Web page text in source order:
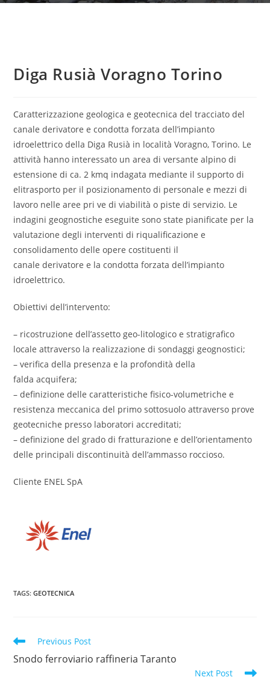
Diga Rusià Voragno Torino
Caratterizzazione geologica e geotecnica del tracciato del
canale derivatore e condotta forzata dell’impianto
idroelettrico della Diga Rusià in località Voragno, Torino. Le
attività hanno interessato un area di versante alpino di
estensione di ca. 2 kmq indagata mediante il supporto di
elitrasporto per il posizionamento di personale e mezzi di
lavoro nelle aree pri ve di viabilità o piste di servizio. Le
indagini geognostiche eseguite sono state pianificate per la
valutazione degli interventi di riqualificazione e
consolidamento delle opere costituenti il
canale derivatore e la condotta forzata dell’impianto
idroelettrico.
Obiettivi dell’intervento:
– ricostruzione dell’assetto geo-litologico e stratigrafico
locale attraverso la realizzazione di sondaggi geognostici;
– verifica della presenza e la profondità della
falda acquifera;
– definizione delle caratteristiche fisico-volumetriche e
resistenza meccanica del primo sottosuolo attraverso prove
geotecniche presso laboratori accreditati;
– definizione del grado di fratturazione e dell’orientamento
delle principali discontinuità dell’ammasso roccioso.
Cliente ENEL SpA
TAGS:GEOTECNICA
Read
articles
Previous Post
Snodo ferroviario raffineria Taranto
Next Post